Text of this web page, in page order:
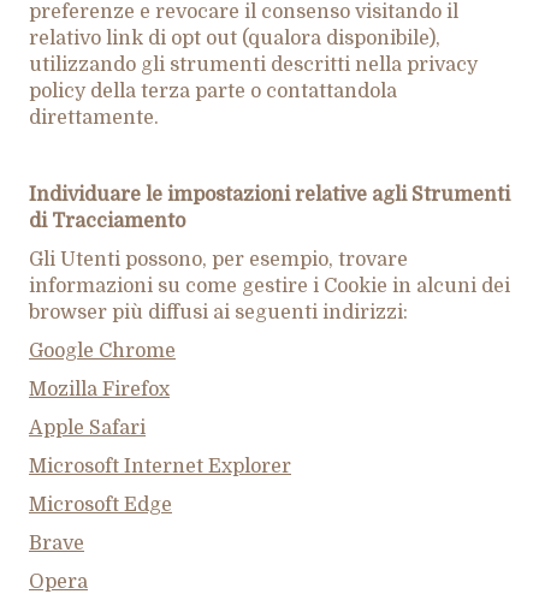
preferenze e revocare il consenso visitando il
relativo link di opt out (qualora disponibile),
utilizzando gli strumenti descritti nella privacy
policy della terza parte o contattandola
direttamente.
Individuare le impostazioni relative agli Strumenti
di Tracciamento
Gli Utenti possono, per esempio, trovare
informazioni su come gestire i Cookie in alcuni dei
browser più diffusi ai seguenti indirizzi:
Google Chrome
Mozilla Firefox
Apple Safari
Microsoft Internet Explorer
Microsoft Edge
Brave
Opera